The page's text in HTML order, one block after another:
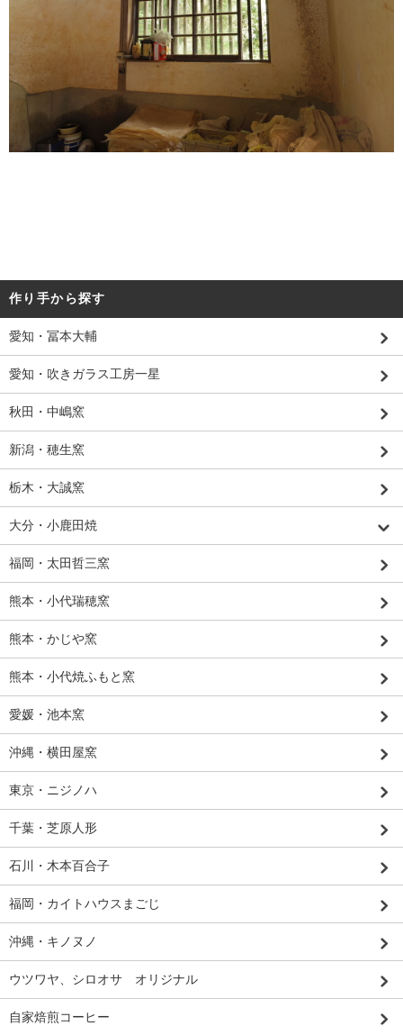
作り手から探す
愛知・冨本大輔
愛知・吹きガラス工房一星
秋田・中嶋窯
新潟・穂生窯
栃木・大誠窯
大分・小鹿田焼
福岡・太田哲三窯
熊本・小代瑞穂窯
熊本・かじや窯
熊本・小代焼ふもと窯
愛媛・池本窯
沖縄・横田屋窯
東京・ニジノハ
千葉・芝原人形
石川・木本百合子
福岡・カイトハウスまごじ
沖縄・キノヌノ
ウツワヤ、シロオサ オリジナル
自家焙煎コーヒー